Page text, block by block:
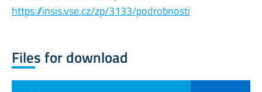
https://insis.vse.cz/zp/3133/podrobnosti
Files for download